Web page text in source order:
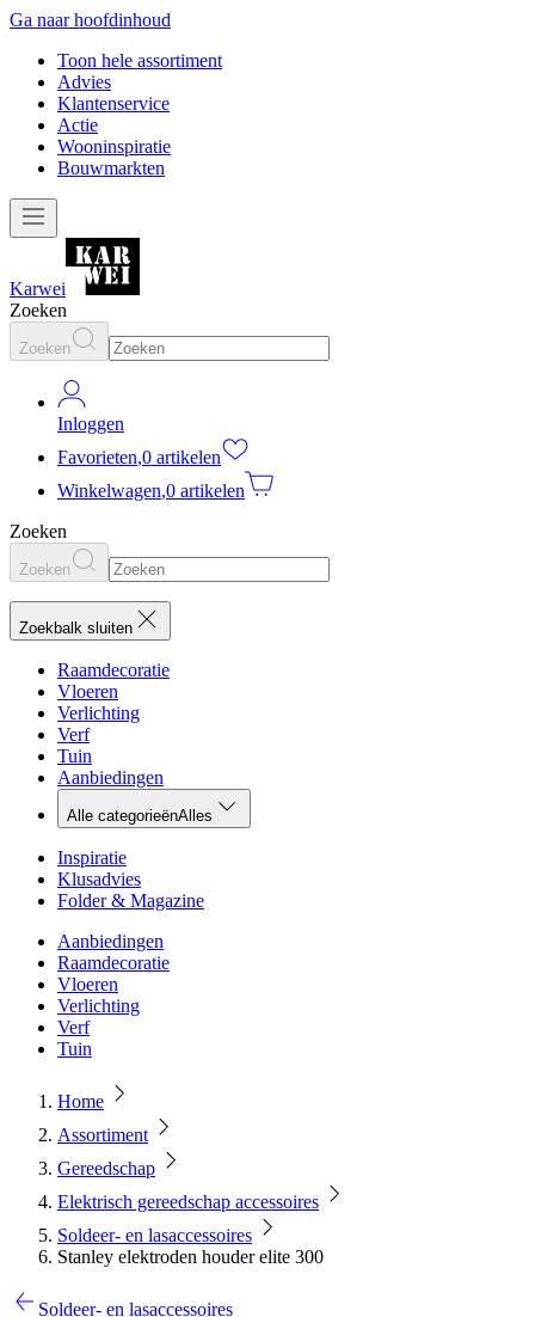
Ga naar hoofdinhoud
Toon hele assortiment
Advies
Klantenservice
Actie
Wooninspiratie
Bouwmarkten
Karwei
Zoeken
Zoeken
Inloggen
Favorieten,0 artikelen
Winkelwagen,0 artikelen
Zoeken
Zoeken
Zoekbalk sluiten
Raamdecoratie
Vloeren
Verlichting
Verf
Tuin
Aanbiedingen
Alle categorieënAlles
Inspiratie
Klusadvies
Folder & Magazine
Aanbiedingen
Raamdecoratie
Vloeren
Verlichting
Verf
Tuin
Home
Assortiment
Gereedschap
Elektrisch gereedschap accessoires
Soldeer- en lasaccessoires
Stanley elektroden houder elite 300
Soldeer- en lasaccessoires